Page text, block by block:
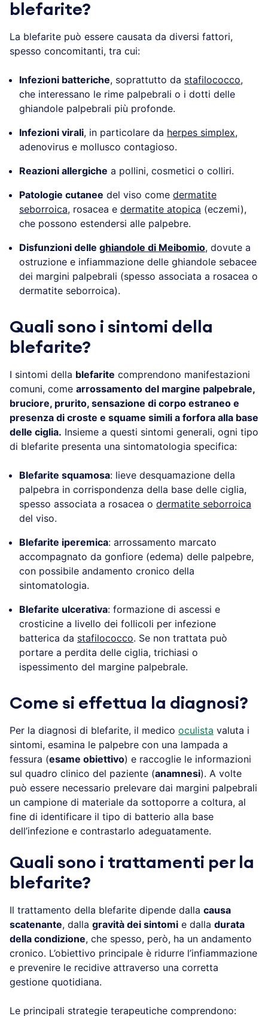
blefarite?
La blefarite può essere causata da diversi fattori,
spesso concomitanti, tra cui:
Infezioni batteriche, soprattutto da stafilococco,
che interessano le rime palpebrali o i dotti delle
ghiandole palpebrali più profonde.
Infezioni virali, in particolare da herpes simplex,
adenovirus e mollusco contagioso.
Reazioni allergiche a pollini, cosmetici o colliri.
Patologie cutanee del viso come dermatite
seborroica, rosacea e dermatite atopica (eczemi),
che possono estendersi alle palpebre.
Disfunzioni delle ghiandole di Meibomio, dovute a
ostruzione e infiammazione delle ghiandole sebacee
dei margini palpebrali (spesso associata a rosacea o
dermatite seborroica).
Quali sono i sintomi della
blefarite?
I sintomi della blefarite comprendono manifestazioni
comuni, come arrossamento del margine palpebrale,
bruciore, prurito, sensazione di corpo estraneo e
presenza di croste e squame simili a forfora alla base
delle ciglia. Insieme a questi sintomi generali, ogni tipo
di blefarite presenta una sintomatologia specifica:
Blefarite squamosa: lieve desquamazione della
palpebra in corrispondenza della base delle ciglia,
spesso associata a rosacea o dermatite seborroica
del viso.
Blefarite iperemica: arrossamento marcato
accompagnato da gonfiore (edema) delle palpebre,
con possibile andamento cronico della
sintomatologia.
Blefarite ulcerativa: formazione di ascessi e
crosticine a livello dei follicoli per infezione
batterica da stafilococco. Se non trattata può
portare a perdita delle ciglia, trichiasi o
ispessimento del margine palpebrale.
Come si effettua la diagnosi?
Per la diagnosi di blefarite, il medico oculista valuta i
sintomi, esamina le palpebre con una lampada a
fessura (esame obiettivo) e raccoglie le informazioni
sul quadro clinico del paziente (anamnesi). A volte
può essere necessario prelevare dai margini palpebrali
un campione di materiale da sottoporre a coltura, al
fine di identificare il tipo di batterio alla base
dell’infezione e contrastarlo adeguatamente.
Quali sono i trattamenti per la
blefarite?
Il trattamento della blefarite dipende dalla causa
scatenante, dalla gravità dei sintomi e dalla durata
della condizione, che spesso, però, ha un andamento
cronico. L’obiettivo principale è ridurre l’infiammazione
e prevenire le recidive attraverso una corretta
gestione quotidiana.
Le principali strategie terapeutiche comprendono: